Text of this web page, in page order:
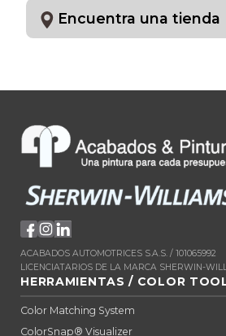
Encuentra una tienda
ACABADOS AUTOMOTRICES S.A.S. / 101065992
LICENCIATARIOS DE LA MARCA SHERWIN-
HERRAMIENTAS / COLOR
Color Matching System
ColorSnap® Visualizer